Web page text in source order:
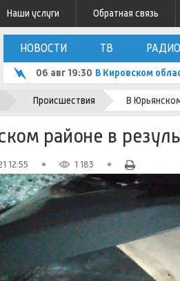
Наши услуги Обратная связь
НОВОСТИ ТВ РАДИО
06 авг 19:30 В Кировском
Происшествия В
районе в
12:55 1 183